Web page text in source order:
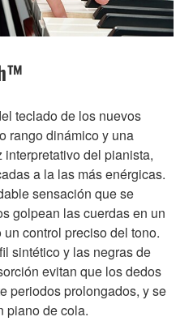
teclado de los nuevos
rango dinámico y una
del pianista,
a la las más enérgicas.
sensación que se
golpean las cuerdas en un
control preciso del tono.
sintético y las negras de
evitan que los dedos
periodos prolongados, y se
piano de cola.